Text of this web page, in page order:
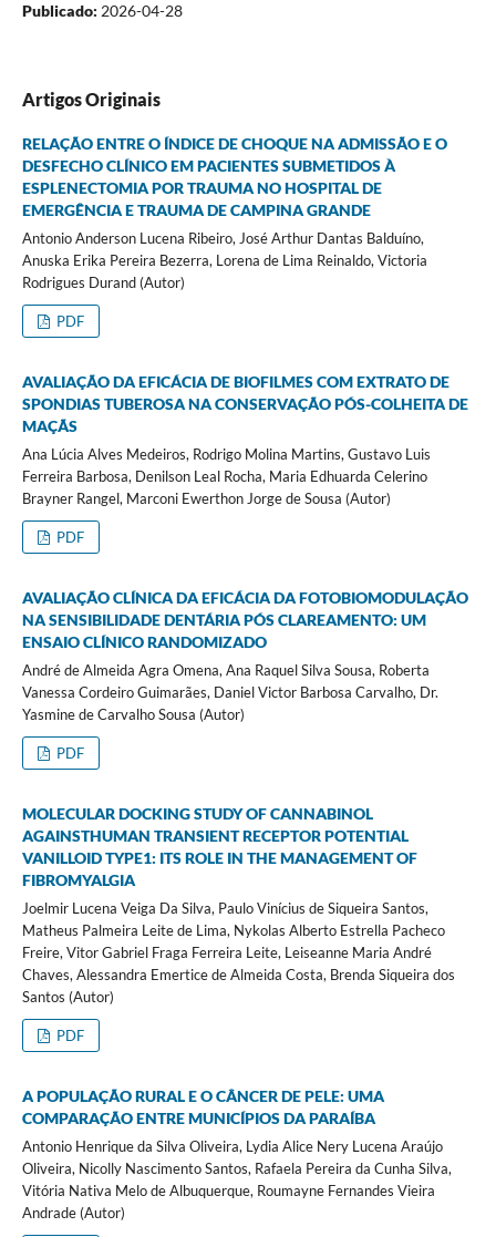
Publicado: 2026-04-28
Artigos Originais
RELAÇÃO ENTRE O ÍNDICE DE CHOQUE NA ADMISSÃO E O
DESFECHO CLÍNICO EM PACIENTES SUBMETIDOS À
ESPLENECTOMIA POR TRAUMA NO HOSPITAL DE
EMERGÊNCIA E TRAUMA DE CAMPINA GRANDE
Antonio Anderson Lucena Ribeiro, José Arthur Dantas Balduíno,
Anuska Erika Pereira Bezerra, Lorena de Lima Reinaldo, Victoria
Rodrigues Durand (Autor)
PDF
AVALIAÇÃO DA EFICÁCIA DE BIOFILMES COM EXTRATO DE
SPONDIAS TUBEROSA NA CONSERVAÇÃO PÓS-COLHEITA DE
MAÇÃS
Ana Lúcia Alves Medeiros, Rodrigo Molina Martins, Gustavo Luis
Ferreira Barbosa, Denilson Leal Rocha, Maria Edhuarda Celerino
Brayner Rangel, Marconi Ewerthon Jorge de Sousa (Autor)
PDF
AVALIAÇÃO CLÍNICA DA EFICÁCIA DA FOTOBIOMODULAÇÃO
NA SENSIBILIDADE DENTÁRIA PÓS CLAREAMENTO: UM
ENSAIO CLÍNICO RANDOMIZADO
André de Almeida Agra Omena, Ana Raquel Silva Sousa, Roberta
Vanessa Cordeiro Guimarães, Daniel Victor Barbosa Carvalho, Dr.
Yasmine de Carvalho Sousa (Autor)
PDF
MOLECULAR DOCKING STUDY OF CANNABINOL
AGAINSTHUMAN TRANSIENT RECEPTOR POTENTIAL
VANILLOID TYPE1: ITS ROLE IN THE MANAGEMENT OF
FIBROMYALGIA
Joelmir Lucena Veiga Da Silva, Paulo Vinícius de Siqueira Santos,
Matheus Palmeira Leite de Lima, Nykolas Alberto Estrella Pacheco
Freire, Vitor Gabriel Fraga Ferreira Leite, Leiseanne Maria André
Chaves, Alessandra Emertice de Almeida Costa, Brenda Siqueira dos
Santos (Autor)
PDF
A POPULAÇÃO RURAL E O CÂNCER DE PELE: UMA
COMPARAÇÃO ENTRE MUNICÍPIOS DA PARAÍBA
Antonio Henrique da Silva Oliveira, Lydia Alice Nery Lucena Araújo
Oliveira, Nicolly Nascimento Santos, Rafaela Pereira da Cunha Silva,
Vitória Nativa Melo de Albuquerque, Roumayne Fernandes Vieira
Andrade (Autor)